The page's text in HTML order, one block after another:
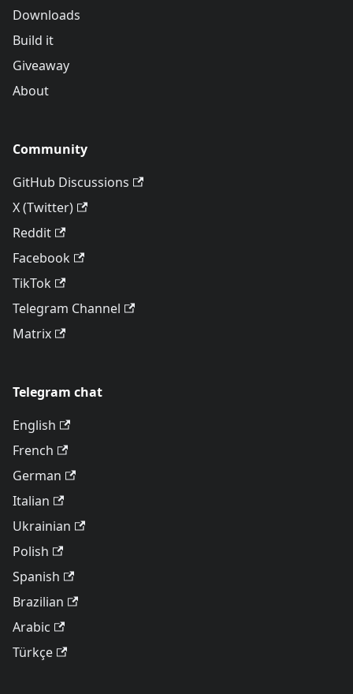
Downloads
Build it
Giveaway
About
Community
GitHub Discussions
X (Twitter)
Reddit
Facebook
TikTok
Telegram Channel
Matrix
Telegram chat
English
French
German
Italian
Ukrainian
Polish
Spanish
Brazilian
Arabic
Türkçe